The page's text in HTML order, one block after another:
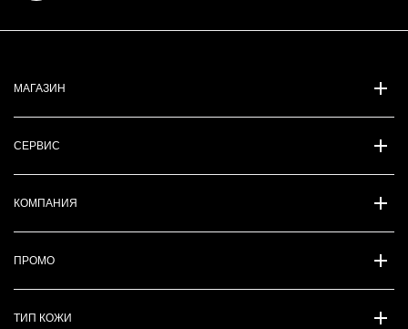
МАГАЗИН
СЕРВИС
КОМПАНИЯ
ПРОМО
ТИП КОЖИ